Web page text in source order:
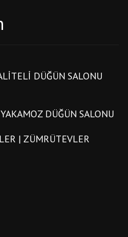
DÜĞÜN SALONU
DÜĞÜN SALONU
| ZÜMRÜTEVLER